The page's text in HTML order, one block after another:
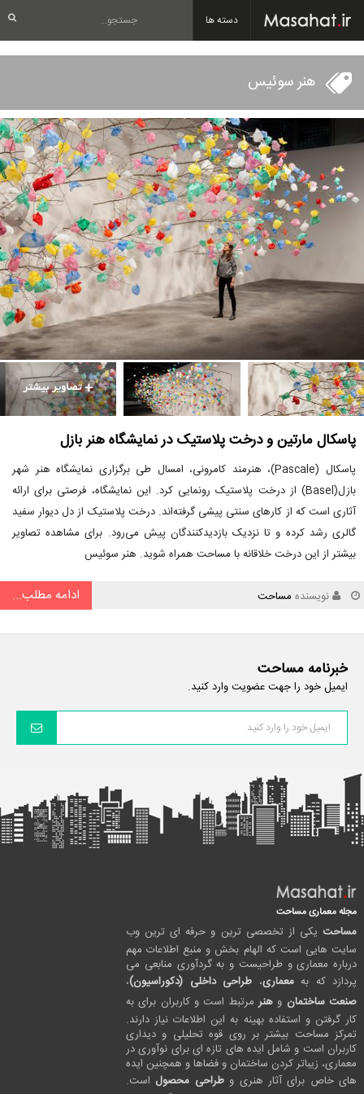
دسته ها
هنر سوئیس
پاسکال مارتین و درخت پلاستیک در نمایشگاه هنر بازل
پاسکال (Pascale)، هنرمند کامرونی، امسال طی برگزاری نمایشگاه هنر شهر
بازل(Basel) از درخت پلاستیک رونمایی کرد. این نمایشگاه، فرصتی برای ارائه
آثاری است که از کارهای سنتی پیشی گرفته‌اند. درخت پلاستیک از دل دیوار سفید
گالری رشد کرده و تا نزدیک بازدیدکنندگان پیش می‌رود. برای مشاهده تصاویر
بیشتر از این درخت خلاقانه با مساحت همراه شوید. هنر سوئیس
نویسنده مساحت ادامه مطلب...
خبرنامه مساحت
ایمیل خود را جهت عضویت وارد کنید.
مجله معماری مساحت
مساحت یکی از تخصصی ترین و حرفه ای ترین وب
سایت هایی است که الهام بخش و منبع اطلاعات مهم
درباره معماری و طراحیست و به گردآوری منابعی می
پردازد که بهمعماری، طراحی داخلی (دکوراسیون)،
صنعت ساختمان و هنرمرتبط است و کاربران برای به
کار گرفتن و استفاده بهینه به این اطلاعات نیاز دارند.
تمرکز مساحت بیشتر بر روی قوه تحلیلی و دیداری
کاربران است و شامل ایده های تازه ای برای نوآوری در
معماری، زیباتر کردن ساختمان و فضاها و همچنین ایده
های خاص برای آثار هنری وطراحی محصول است.